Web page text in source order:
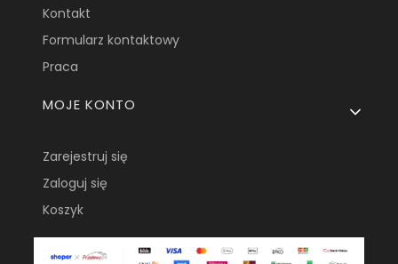
Kontakt
Formularz kontaktowy
Praca
MOJE KONTO
Zarejestruj się
Zaloguj się
Koszyk